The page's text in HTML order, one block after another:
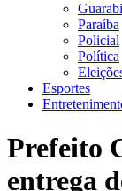
Paraíba
Policial
Política
Esportes
Prefeito
entrega